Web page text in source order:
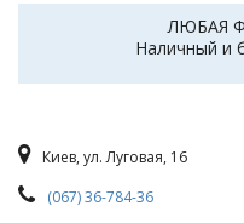
ЛЮБАЯ
Наличный и
Киев, ул. Луговая, 16
(067) 36-784-36